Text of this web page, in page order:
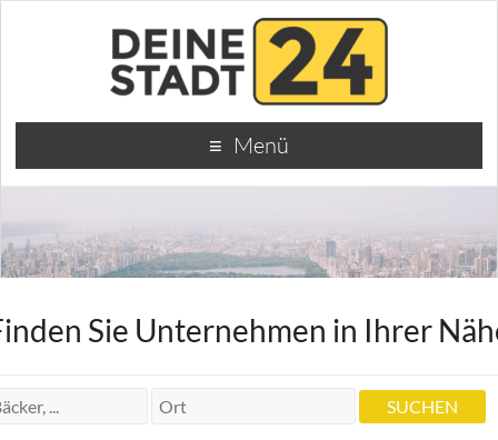
Menü
Sie Unternehmen in Ihrer